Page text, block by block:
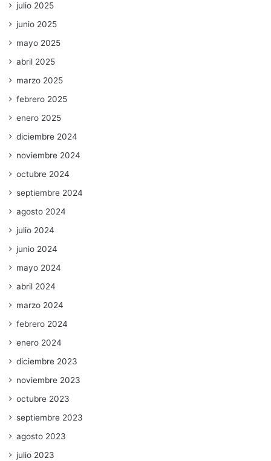
julio 2025
junio 2025
mayo 2025
abril 2025
marzo 2025
febrero 2025
enero 2025
diciembre 2024
noviembre 2024
octubre 2024
septiembre 2024
agosto 2024
julio 2024
junio 2024
mayo 2024
abril 2024
marzo 2024
febrero 2024
enero 2024
diciembre 2023
noviembre 2023
octubre 2023
septiembre 2023
agosto 2023
julio 2023